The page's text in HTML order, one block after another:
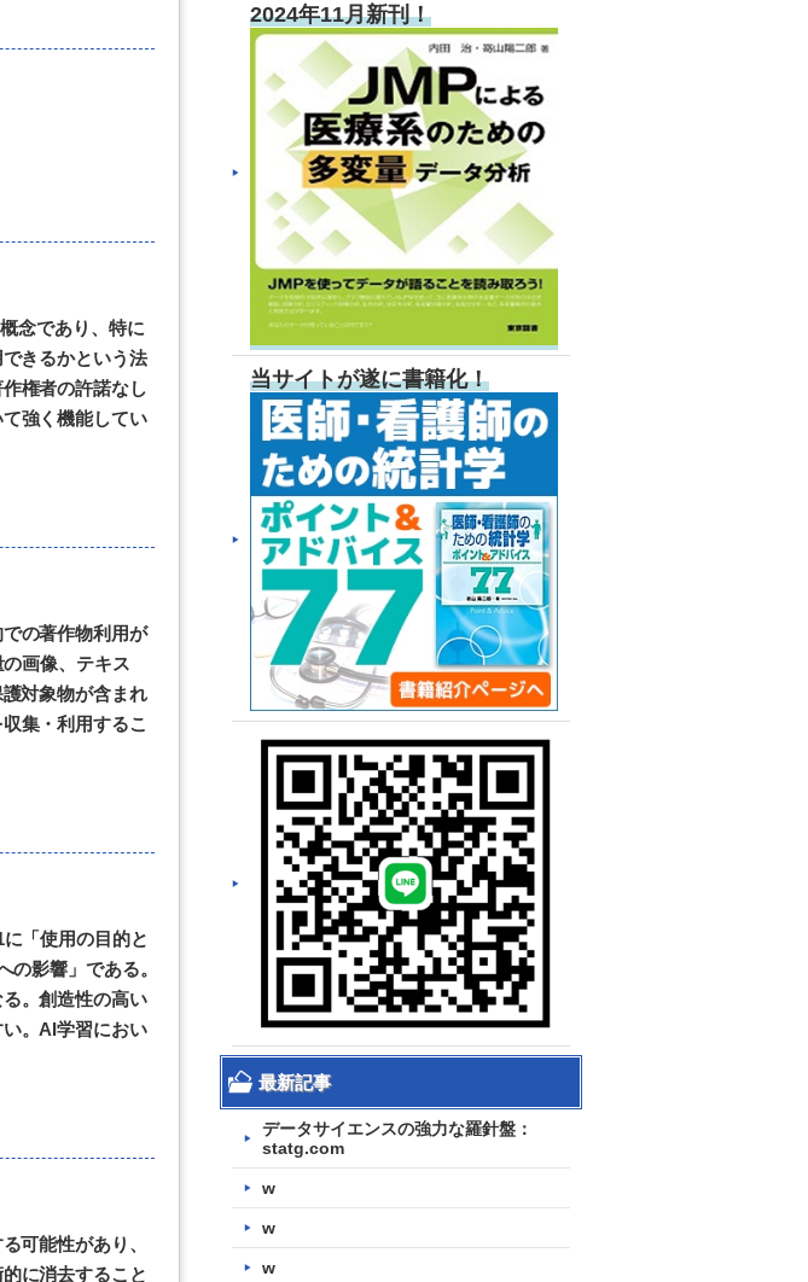
念であり、特に
きるかという法
権者の許諾なし
強く機能してい
の著作物利用が
画像、テキス
対象物が含まれ
集・利用するこ
「使用の目的と
影響」である。
。創造性の高い
。AI学習におい
可能性があり、
に消去すること
2024年11月新刊！
当サイトが遂に書籍化！
最新記事
データサイエンスの強力な羅針盤：
statg.com
w
w
w